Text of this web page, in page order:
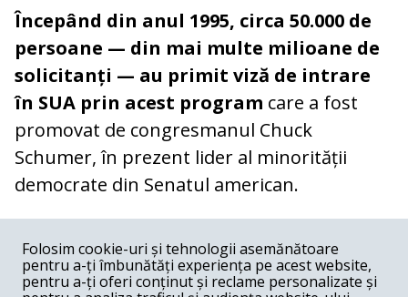
Începând din anul 1995, circa 50.000 de
persoane — din mai multe milioane de
solicitanți — au primit viză de intrare
în SUA prin acest program care a fost
promovat de congresmanul Chuck
Schumer, în prezent lider al minorității
democrate din Senatul american.
COMENTARII
Nume
Folosim cookie-uri și tehnologii asemănătoare
pentru a-ți îmbunătăți experiența pe acest website,
pentru a-ți oferi conținut și reclame personalizate și